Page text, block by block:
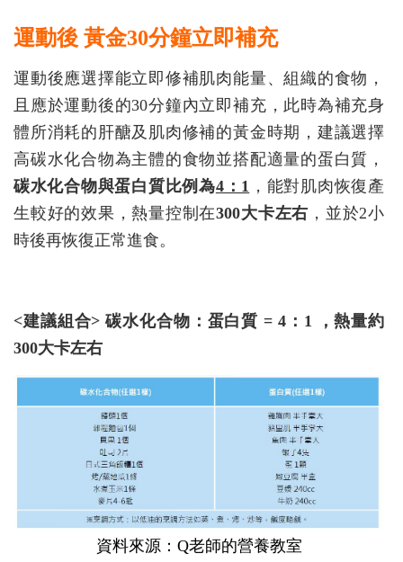
運動後 黃金30分鐘立即補充
運動後應選擇能立即修補肌肉能量、組織的食物，
且應於運動後的30分鐘內立即補充，此時為補充身
體所消耗的肝醣及肌肉修補的黃金時期，建議選擇
高碳水化合物為主體的食物並搭配適量的蛋白質，
碳水化合物與蛋白質比例為4：1 ，能對肌肉恢復產
生較好的效果，熱量控制在300大卡左右 ，並於2小
時後再恢復正常進食。
<建議組合> 碳水化合物：蛋白質 = 4：1 ，熱量約
300大卡左右
資料來源：Q老師的營養教室